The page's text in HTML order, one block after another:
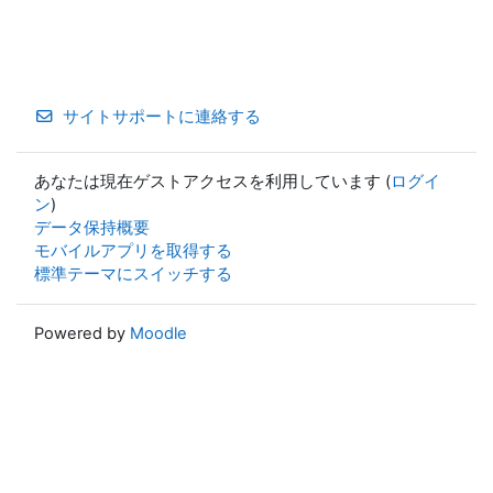
サイトサポートに連絡する
あなたは現在ゲストアクセスを利用しています (ログイ
ン)
データ保持概要
モバイルアプリを取得する
標準テーマにスイッチする
Powered by Moodle